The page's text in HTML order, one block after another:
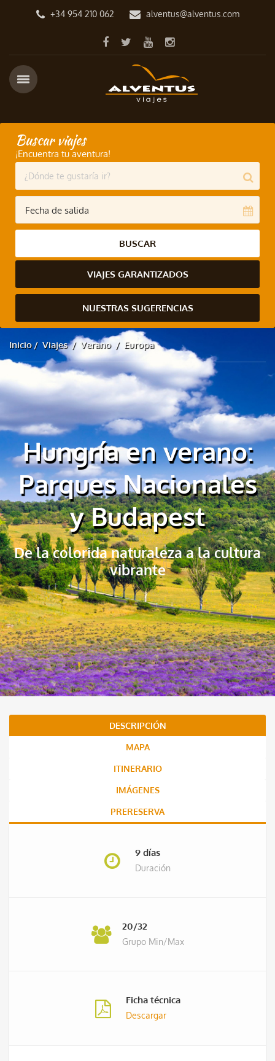
+34 954 210 062 alventus@alventus.com
Buscar viajes
¡Encuentra tu aventura!
BUSCAR
VIAJES GARANTIZADOS
NUESTRAS SUGERENCIAS
Inicio Viajes Verano Europa
Hungría en verano:
Parques Nacionales
y Budapest
De la colorida naturaleza a la cultura
vibrante
DESCRIPCIÓN
MAPA
ITINERARIO
IMÁGENES
PRERESERVA
9 días
Duración
20/32
Grupo Min/Max
Ficha técnica
Descargar